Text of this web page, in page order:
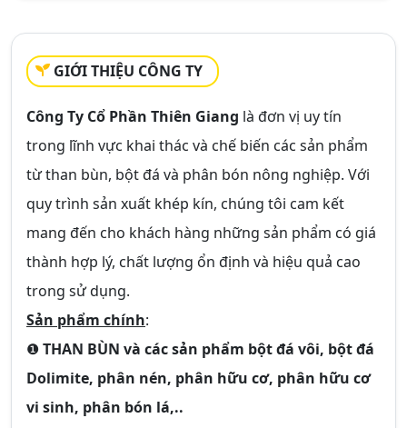
GIỚI THIỆU CÔNG TY
Công Ty Cổ Phần Thiên Giang là đơn vị uy tín
trong lĩnh vực khai thác và chế biến các sản phẩm
từ than bùn, bột đá và phân bón nông nghiệp. Với
quy trình sản xuất khép kín, chúng tôi cam kết
mang đến cho khách hàng những sản phẩm có giá
thành hợp lý, chất lượng ổn định và hiệu quả cao
trong sử dụng.
Sản phẩm chính:
❶THAN BÙN và các sản phẩm bột đá vôi, bột đá
Dolimite, phân nén, phân hữu cơ, phân hữu cơ
vi sinh, phân bón lá,..